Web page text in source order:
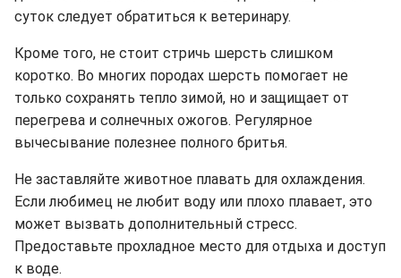
суток следует обратиться к ветеринару.
Кроме того, не стоит стричь шерсть слишком
коротко. Во многих породах шерсть помогает не
только сохранять тепло зимой, но и защищает от
перегрева и солнечных ожогов. Регулярное
вычесывание полезнее полного бритья.
Не заставляйте животное плавать для охлаждения.
Если любимец не любит воду или плохо плавает, это
может вызвать дополнительный стресс.
Предоставьте прохладное место для отдыха и доступ
к воде.